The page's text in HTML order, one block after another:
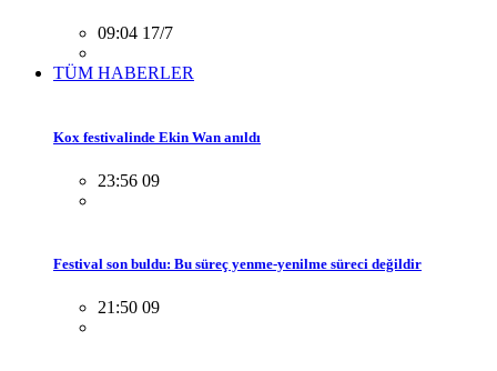
09:04 17/7
TÜM HABERLER
Kox festivalinde Ekin Wan anıldı
23:56 09
Festival son buldu: Bu süreç yenme-yenilme süreci değildir
21:50 09